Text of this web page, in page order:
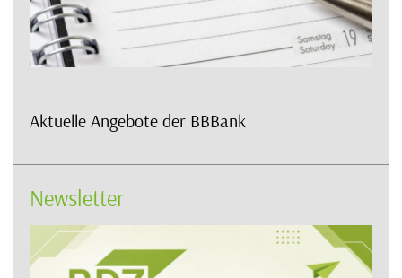
Aktuelle Angebote der BBBank
Newsletter